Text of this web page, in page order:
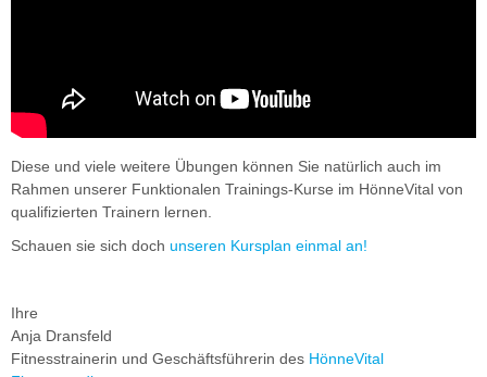
Diese und viele weitere Übungen können Sie natürlich auch im
Rahmen unserer Funktionalen Trainings-Kurse im HönneVital von
qualifizierten Trainern lernen.
Schauen sie sich doch unseren Kursplan einmal an!
Ihre
Anja Dransfeld
Fitnesstrainerin und Geschäftsführerin des HönneVital